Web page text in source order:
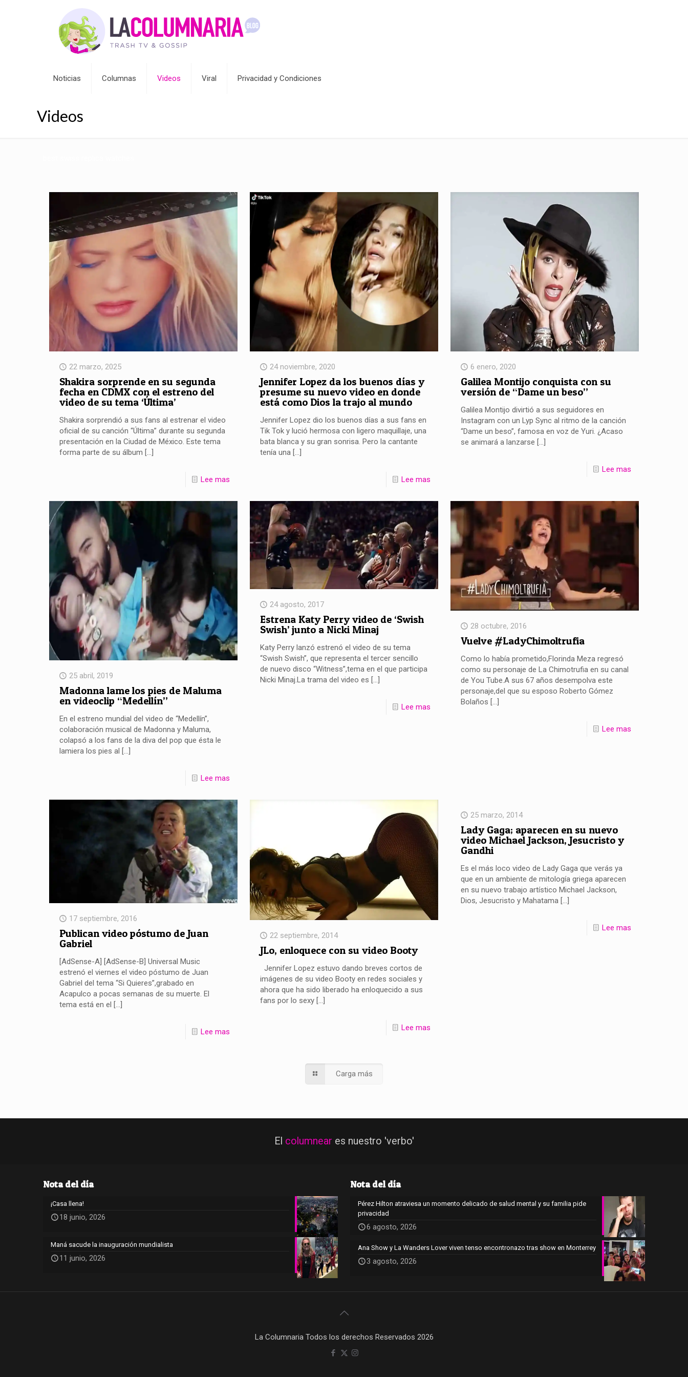
Noticias Columnas Videos Viral Privacidad y Condiciones
Videos
22 marzo, 2025
Shakira sorprende en su segunda
fecha en CDMX con el estreno del
video de su tema ‘Última’
Shakira sorprendió a sus fans al estrenar el video
oficial de su canción “Última” durante su segunda
presentación en la Ciudad de México. Este tema
forma parte de su álbum […]
Lee mas
24 noviembre, 2020
Jennifer Lopez da los buenos días y
presume su nuevo video en donde
está como Dios la trajo al mundo
Jennifer Lopez dio los buenos días a sus fans en
Tik Tok y lució hermosa con ligero maquillaje, una
bata blanca y su gran sonrisa. Pero la cantante
tenía una[…]
Lee mas
6 enero, 2020
Galilea Montijo conquista con su
versión de “Dame un beso”
Galilea Montijo divirtió a sus seguidores en
Instagram con un Lyp Sync al ritmo de la canción
“Dame un beso”, famosa en voz de Yuri. ¿Acaso
se animará a lanzarse […]
Lee mas
25 abril, 2019
Madonna lame los pies de Maluma
en videoclip “Medellín”
En el estreno mundial del video de “Medellín”,
colaboración musical de Madonna y Maluma,
colapsó a los fans de la diva del pop que ésta le
lamiera los pies al […]
Lee mas
24 agosto, 2017
Estrena Katy Perry video de ‘Swish
Swish’ junto a Nicki Minaj
Katy Perry lanzó estrenó el video de su tema
“Swish Swish”, que representa el tercer sencillo
de nuevo disco “Witness”,tema en el que participa
Nicki Minaj.La trama del video es […]
Lee mas
28 octubre, 2016
Vuelve #LadyChimoltrufia
Como lo había prometido,Florinda Meza regresó
como su personaje de La Chimotrufia en su canal
de You Tube.A sus 67 años desempolva este
personaje,del que su esposo Roberto Gómez
Bolaños […]
Lee mas
17 septiembre, 2016
Publican video póstumo de Juan
Gabriel
[AdSense-A] [AdSense-B] Universal Music
estrenó el viernes el video póstumo de Juan
Gabriel del tema “Si Quieres”,grabado en
Acapulco a pocas semanas de su muerte. El
tema está en el
[…]
Lee mas
22 septiembre, 2014
JLo, enloquece con su video Booty
Jennifer Lopez estuvo dando breves cortos de
imágenes de su video Booty en redes sociales y
ahora que ha sido liberado ha enloquecido a sus
fans por lo sexy[…]
Lee mas
25 marzo, 2014
Lady Gaga; aparecen en su nuevo
video Michael Jackson, Jesucristo y
Gandhi
Es el más loco video de Lady Gaga que verás ya
que en un ambiente de mitología griega aparecen
en su nuevo trabajo artístico Michael Jackson,
Dios, Jesucristo y Mahatama[…]
Lee mas
Carga más
El columnear es nuestro 'verbo'
Nota del día
¡Casa llena!
18 junio, 2026
Maná sacude la inauguración mundialista
11 junio, 2026
Nota del día
Pérez Hilton atraviesa un momento delicado de salud mental y su familia pide
privacidad
6 agosto, 2026
Ana Show y La Wanders Lover viven tenso encontronazo tras show en Monterrey
3 agosto, 2026
La Columnaria Todos los derechos Reservados 2026